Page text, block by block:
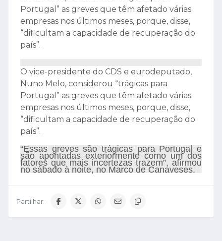
Portugal” as greves que têm afetado várias
empresas nos últimos meses, porque, disse,
“dificultam a capacidade de recuperação do
país”.
O vice-presidente do CDS e eurodeputado,
Nuno Melo, considerou “trágicas para
Portugal” as greves que têm afetado várias
empresas nos últimos meses, porque, disse,
“dificultam a capacidade de recuperação do
país”.
“Essas greves são trágicas para Portugal e
são apontadas exteriormente como um dos
fatores que mais incertezas trazem”, afirmou
no sábado à noite, no Marco de Canaveses.
Partilhar: